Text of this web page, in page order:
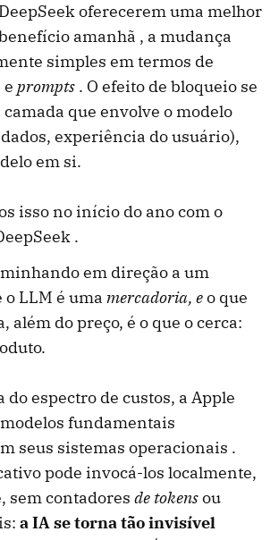
oferecerem uma melhor
amanhã , a mudança
simples em termos de
prompts . O efeito de bloqueio se
camada que envolve o modelo
experiência do usuário),
em si.
isso no início do ano com o
.
em direção a um
LLM é uma mercadoria, eo que
além do preço, é o que o cerca:
do espectro de custos, a Apple
fundamentais
seus sistemas operacionais .
pode invocá-los localmente,
sem contadores de tokensou
a IA se torna tão invisível